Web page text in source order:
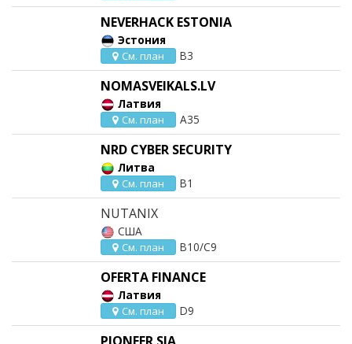
NEVERHACK ESTONIA
Эстония
См. план B3
NOMASVEIKALS.LV
Латвия
См. план A35
NRD CYBER SECURITY
Литва
См. план B1
NUTANIX
США
См. план B10/C9
OFERTA FINANCE
Латвия
См. план D9